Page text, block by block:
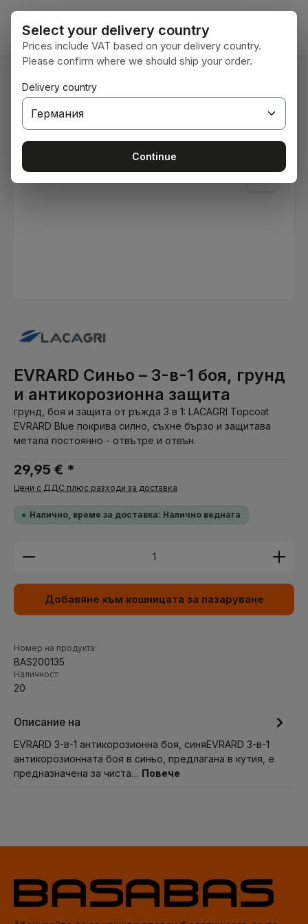
Преминете към основното съдържание
Вие сте тук: Начална страница
Бои и лакове
Пропуснете галерия с изображения
EVRARD Синьо – 3-в-1 боя, грунд
и антикорозионна защита
грунд, боя и защита от ръжда 3 в 1: LACAGRI Topcoat
EVRARD Blue покрива силно, съхне бързо и защитава
метала постоянно - отвътре и отвън.
29,95 € *
Цени с ДДС плюс разходи за доставка
Налично, време за доставка: Налично веднага
Количество на продукта: Въведете желаната
Добавяне към кошницата за пазаруване
Номер на продукта:
BAS200135
Наличност:
20
Описание на
EVRARD 3-в-1 антикорозионна боя, синяEVRARD 3-в-1
антикорозионната боя в синьо, предлагана в кутия, е
предназначена за чиста… Повече
Select your delivery country
Prices include VAT based on your delivery country.
Please confirm where we should ship your order.
Delivery country
Continue